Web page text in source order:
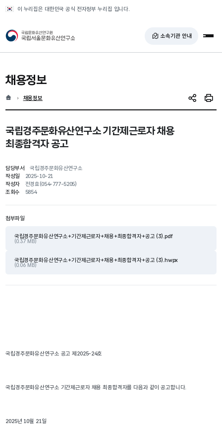
이 누리집은 대한민국 공식 전자정부 누리집 입니다.
국가유산청 국립서울문화유산연구소 소속기관 안내 전
채용정보
홈 현재 위치
채용정보 SNS 공유인쇄
국립경주문화유산연구소 기간제근로자 채용
최종합격자 공고
담당부서
국립경주문화유산연구소
작성일
2025-10-21
작성자
전경효(054-777-5205)
조회수
5854
첨부파일
국립경주문화유산연구소+기간제근로자+채용+최종합격자+공고 (3).pdf
(0.37 MB)
국립경주문화유산연구소+기간제근로자+채용+최종합격자+공고 (3).hwpx
(0.06 MB)
국립경주문화유산연구소 공고 제2025-24호
국립경주문화유산연구소 기간제근로자 채용 최종합격자를 다음과 같이 공고합니다.
2025년 10월 21일